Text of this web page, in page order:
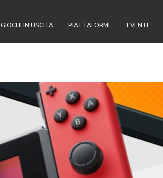
GIOCHI IN USCITA PIATTAFORME EVENTI